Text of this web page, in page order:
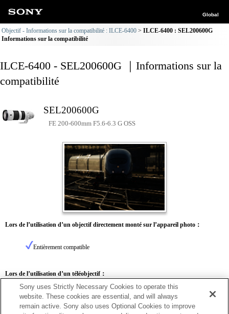
Global
Objectif - Informations sur la compatibilité : ILCE-6400
ILCE-6400 : SEL200600G
Informations sur la compatibilité
ILCE-6400 - SEL200600G ｜Informations sur la
compatibilité
SEL200600G
FE 200-600mm F5.6-6.3 G OSS
Lors de l’utilisation d’un objectif directement monté sur l’appareil photo：
Entièrement compatible
Lors de l’utilisation d’un téléobjectif：
SEL14TC SEL20TC
Sony uses Strictly Necessary Cookies to operate this
website. These cookies are essential, and will always
remain active. Sony also uses Optional Cookies to improve